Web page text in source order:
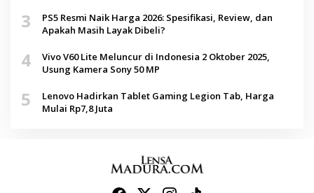
3
PS5 Resmi Naik Harga 2026: Spesifikasi, Review, dan
Apakah Masih Layak Dibeli?
4
Vivo V60 Lite Meluncur di Indonesia 2 Oktober 2025,
Usung Kamera Sony 50 MP
5
Lenovo Hadirkan Tablet Gaming Legion Tab, Harga
Mulai Rp7,8 Juta